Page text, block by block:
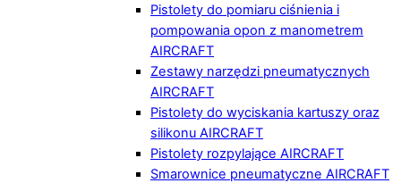
Pistolety do pomiaru ciśnienia i
pompowania opon z manometrem
AIRCRAFT
Zestawy narzędzi pneumatycznych
AIRCRAFT
Pistolety do wyciskania kartuszy oraz
silikonu AIRCRAFT
Pistolety rozpylające AIRCRAFT
Smarownice pneumatyczne AIRCRAFT